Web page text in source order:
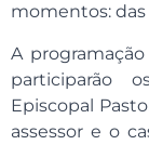
momentos: das
A
participarão
Episcopal
assessor e o